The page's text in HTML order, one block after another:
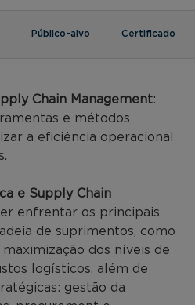
Público-alvo Certificado
Chain Management:
e métodos
a eficiência operacional
e Supply Chain
enfrentar os principais
de suprimentos, como
dos níveis de
logísticos, além de
gestão da